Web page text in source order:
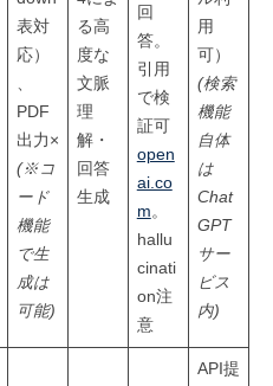
表対
応）
PDF
出力×
(※コ
ード
機能
で生
成は
可能)
る高
度な
文脈
理
解・
回答
生成
回
答。
引用
で検
証可
open
ai.co
m 。
hallu
cinati
on注
意
用
可）
(検索
機能
自体
は
Chat
GPT
サー
ビス
内)
API提